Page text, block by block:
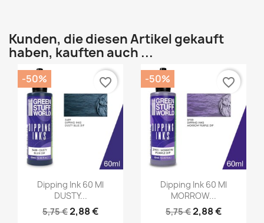
Kunden, die diesen Artikel gekauft
haben, kauften auch ...
Vorschau
Dipping Ink 60 Ml
DUSTY...
5,75 €2,88 €
-50% favorite_border
Vorschau
Dipping Ink 60 Ml
MORROW...
5,75 €2,88 €
-50% favorite_border